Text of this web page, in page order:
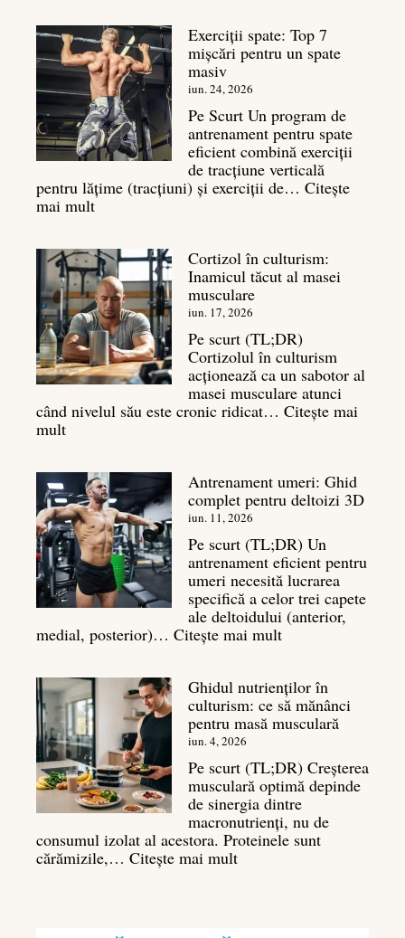
este
sa
cu
masa
musculară
Exerciții spate: Top 7
mișcări pentru un spate
masiv
iun. 24, 2026
Pe Scurt Un program de
antrenament pentru spate
eficient combină exerciții
de tracțiune verticală
pentru lățime (tracțiuni) și exerciții de… Citește
mai mult:
Top
7
mișcări
pentru
un
spate
masiv
Cortizol în culturism:
Inamicul tăcut al masei
musculare
iun. 17, 2026
Pe scurt (TL;DR)
Cortizolul în culturism
acționează ca un sabotor al
masei musculare atunci
când nivelul său este cronic ridicat… Citește mai
mult:
culturism:
Inamicul
tăcut
al
masei
musculare
Antrenament umeri: Ghid
complet pentru deltoizi 3D
iun. 11, 2026
Pe scurt (TL;DR) Un
antrenament eficient pentru
umeri necesită lucrarea
specifică a celor trei capete
ale deltoidului (anterior,
medial, posterior)… Citește mai mult:
Ghid
complet
pentru
3D
Ghidul nutrienților în
culturism: ce să mănânci
pentru masă musculară
iun. 4, 2026
Pe scurt (TL;DR) Creșterea
musculară optimă depinde
de sinergia dintre
macronutrienți, nu de
consumul izolat al acestora. Proteinele sunt
cărămizile,… Citește mai mult: